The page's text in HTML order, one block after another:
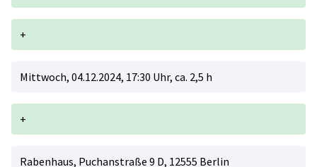
+
Mittwoch, 04.12.2024, 17:30 Uhr, ca. 2,5 h
+
Rabenhaus, Puchanstraße 9 D, 12555 Berlin